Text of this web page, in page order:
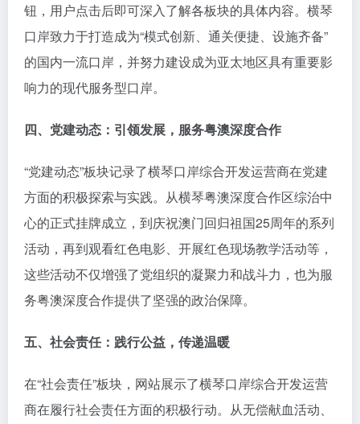
钮，用户点击后即可深入了解各板块的具体内容。横琴
口岸致力于打造成为“模式创新、通关便捷、设施齐备”
的国内一流口岸，并努力建设成为亚太地区具有重要影
响力的现代服务型口岸。
四、党建动态：引领发展，服务粤澳深度合作
“党建动态”板块记录了横琴口岸综合开发运营商在党建
方面的积极探索与实践。从横琴粤澳深度合作区综治中
心的正式挂牌成立，到庆祝澳门回归祖国25周年的系列
活动，再到观看红色电影、开展红色现场教学活动等，
这些活动不仅增强了党组织的凝聚力和战斗力，也为服
务粤澳深度合作提供了坚强的政治保障。
五、社会责任：践行公益，传递温暖
在“社会责任”板块，网站展示了横琴口岸综合开发运营
商在履行社会责任方面的积极行动。从无偿献血活动、